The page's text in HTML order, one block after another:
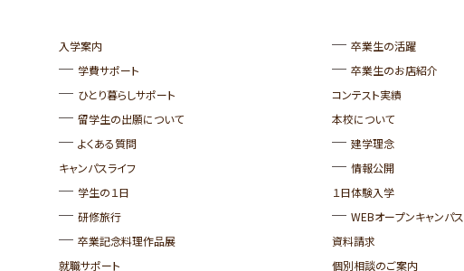
入学案内
学費サポート
ひとり暮らしサポート
留学生の出願について
よくある質問
キャンパスライフ
学生の１日
研修旅行
卒業記念料理作品展
就職サポート
卒業生の活躍
卒業生のお店紹介
コンテスト実績
本校について
建学理念
情報公開
１日体験入学
WEBオープンキャンパス
資料請求
個別相談のご案内